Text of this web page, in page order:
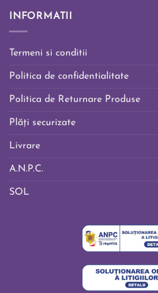
INFORMATII
Termeni si conditii
Politica de confidentialitate
Politica de Returnare Produse
Plăți securizate
Livrare
A.N.P.C.
SOL